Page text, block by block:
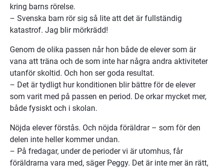
kring barns rörelse.
– Svenska barn rör sig så lite att det är fullständig
katastrof. Jag blir mörkrädd!
Genom de olika passen når hon både de elever som är
vana att träna och de som inte har några andra aktiviteter
utanför skoltid. Och hon ser goda resultat.
– Det är tydligt hur konditionen blir bättre för de elever
som varit med på passen en period. De orkar mycket mer,
både fysiskt och i skolan.
Nöjda elever förstås. Och nöjda föräldrar – som för den
delen inte heller kommer undan.
– På fredagar, under de perioder vi är utomhus, får
föräldrarna vara med, säger Peggy. Det är inte mer än rätt,